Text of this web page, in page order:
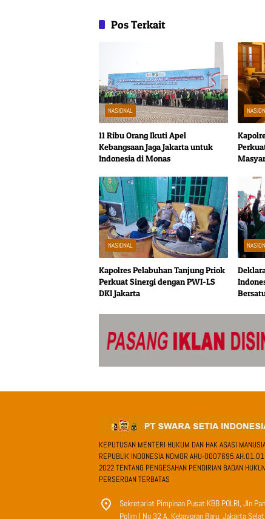
Pos Terkait
NASIONAL
11 Ribu Orang Ikuti Apel
Kebangsaan Jaga Jakarta untuk
Indonesia di Monas
NASIONAL
Kapolres Pelabuhan Tanjung Priok
Perkuat Sinergi dengan PWI-LS
DKI Jakarta
KEPUTUSAN MENTERI HUKUM DAN HAK ASASI
REPUBLIK INDONESIA NOMOR AHU-
2022 TENTANG PENGESAHAN PENDIRIAN BADAN
PERSEROAN TERBATAS
Sekretariat Pimpinan Pusat KBB POLRI, Jln
Polim I No 32 A, Kebayoran Baru, Jakarta